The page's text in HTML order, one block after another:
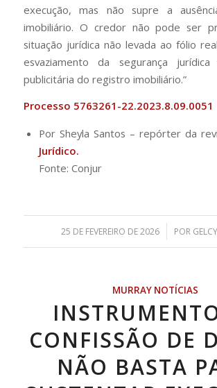
execução, mas não supre a
imobiliário. O credor não pode ser
situação jurídica não levada ao fólio
esvaziamento da segurança
publicitária do registro imobiliário.”
Processo 5763261-22.2023.8.09.0051
Por Sheyla Santos – repórter da
Jurídico.
Fonte: Conjur
25 DE FEVEREIRO DE 2026
/ POR
MURRAY NOTÍCIAS
CONFISSÃO DE
NÃO BASTA